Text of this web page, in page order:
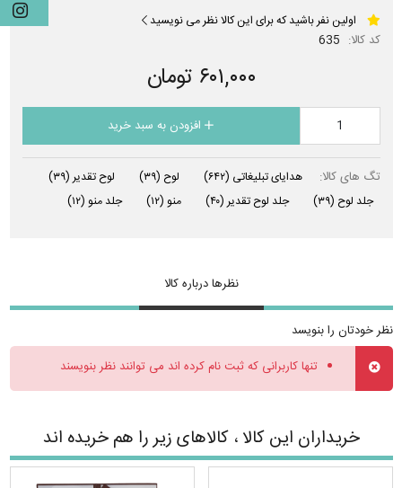
اولین نفر باشید که برای این کالا نظر می نویسید
کد کالا: 635
۶۰۱,۰۰۰ تومان
افزودن به سبد خرید
تگ های کالا: هدایای تبلیغاتی (۶۴۲) لوح (۳۹) لوح تقدیر (۳۹)
جلد لوح (۳۹) جلد لوح تقدیر (۴۰) منو (۱۲) جلد منو (۱۲)
نظرها درباره کالا
نظر خودتان را بنویسد
تنها کاربرانی که ثبت نام کرده اند می توانند نظر بنویسند
خریداران این کالا ، کالاهای زیر را هم خریده اند